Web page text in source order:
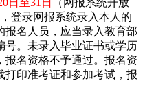
登录网报系统录入本人的
报名人员，应当录入教育部
号。未录入毕业证书或学历
报名资格不予通过。报名资
打印准考证和参加考试，报